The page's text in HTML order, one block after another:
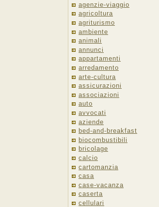
agenzie-viaggio
agricoltura
agriturismo
ambiente
animali
annunci
appartamenti
arredamento
arte-cultura
assicurazioni
associazioni
auto
avvocati
aziende
bed-and-breakfast
biocombustibili
bricolage
calcio
cartomanzia
casa
case-vacanza
caserta
cellulari